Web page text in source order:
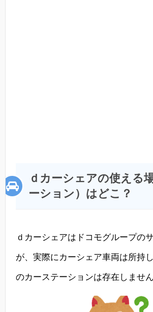
ｄカーシェアの使える
ーション）はどこ？
ｄカーシェアはドコモグループの
が、実際にカーシェア車両は所持
のカーステーションは存在しません